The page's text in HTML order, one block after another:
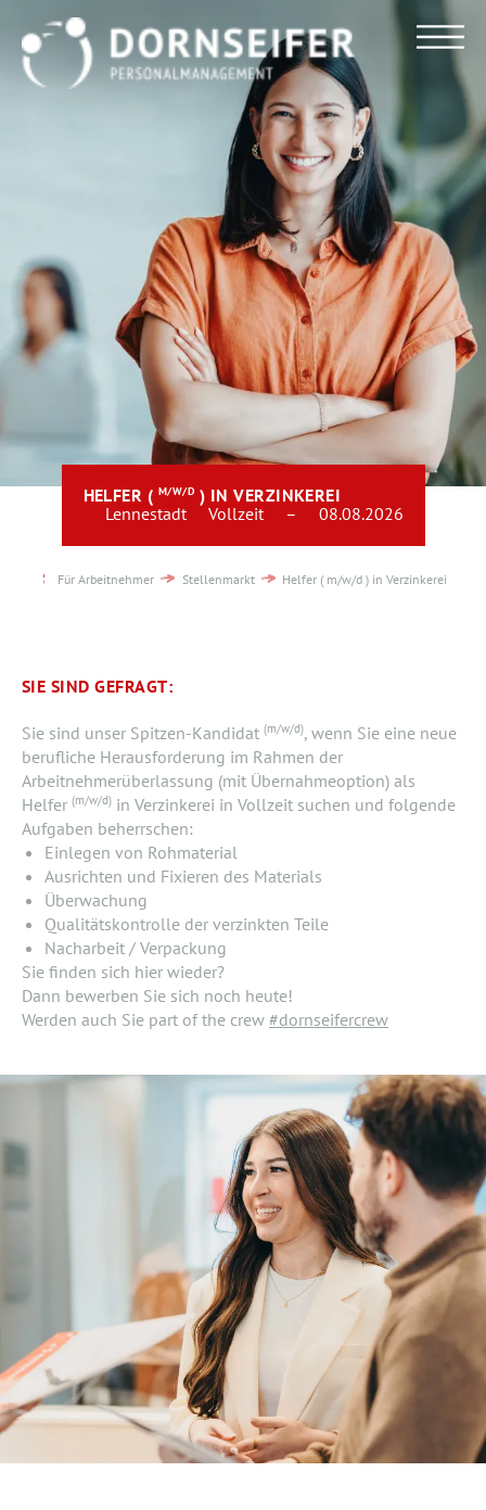
HELFER ( M/W/D ) IN VERZINKEREI
Lennestadt
Vollzeit – 08.08.2026
Für Arbeitnehmer Stellenmarkt Helfer ( m/w/d ) in Verzinkerei
SIE SIND GEFRAGT:
Sie sind unser Spitzen-Kandidat (m/w/d), wenn Sie eine neue
berufliche Herausforderung im Rahmen der
Arbeitnehmerüberlassung (mit Übernahmeoption) als
Helfer (m/w/d) in Verzinkerei in Vollzeit suchen und folgende
Aufgaben beherrschen:
Einlegen von Rohmaterial
Ausrichten und Fixieren des Materials
Überwachung
Qualitätskontrolle der verzinkten Teile
Nacharbeit / Verpackung
Sie finden sich hier wieder?
Dann bewerben Sie sich noch heute!
Werden auch Sie part of the crew #dornseifercrew
Für Arbeitnehmer
Für Unternehmen
Dornseifer DNA
Referenzen
Stellenmarkt
Blog
Team